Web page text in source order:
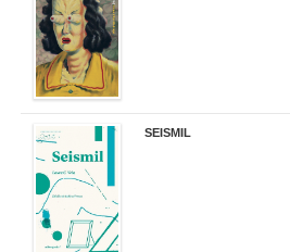
SEISMIL